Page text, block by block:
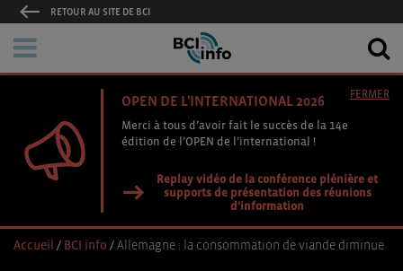
RETOUR AU SITE DE BCI
OPEN DE L'INTERNATIONAL 2026
Merci à tous d’avoir fait le succès de la 14e
édition de l’OPEN de l’international !
Replay vidéo de la conférence plénière et
supports de présentation des réunions
d'information
FERMER
Accueil / BCI info /Allemagne : la consommation de viande diminue